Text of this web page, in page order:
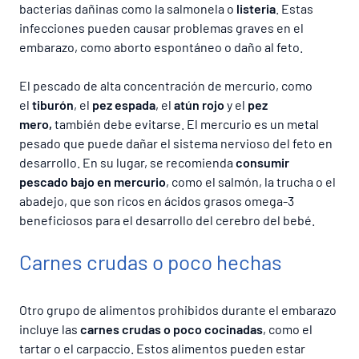
bacterias dañinas como la salmonela o listeria . Estas
infecciones pueden causar problemas graves en el
embarazo, como aborto espontáneo o daño al feto.
El pescado de alta concentración de mercurio, como
el tiburón, el pez espada, el atún rojo y el pez
mero, también debe evitarse. El mercurio es un metal
pesado que puede dañar el sistema nervioso del feto en
desarrollo. En su lugar, se recomiendaconsumir
pescado bajo en mercurio, como el salmón, la trucha o el
abadejo, que son ricos en ácidos grasos omega-3
beneficiosos para el desarrollo del cerebro del bebé.
Carnes crudas o poco hechas
Otro grupo de alimentos prohibidos durante el embarazo
incluye las carnes crudas o poco cocinadas, como el
tartar o el carpaccio. Estos alimentos pueden estar